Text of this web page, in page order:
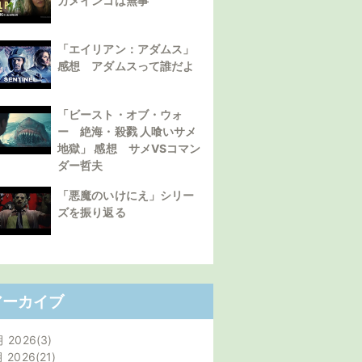
「エイリアン：アダムス」
感想 アダムスって誰だよ
「ビースト・オブ・ウォ
ー 絶海・殺戮 人喰いサメ
地獄」 感想 サメVSコマン
ダー哲夫
「悪魔のいけにえ」シリー
ズを振り返る
カイブ
2026 3
2026 21